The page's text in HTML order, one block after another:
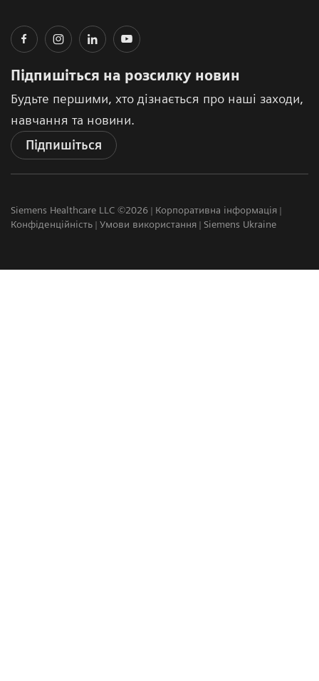
Підпишіться на розсилку новин
Будьте першими, хто дізнається про наші заходи,
навчання та новини.
Підпишіться
Siemens Healthcare LLC ©2026
Корпоративна інформація
Конфіденційність
Умови використання Siemens Ukraine